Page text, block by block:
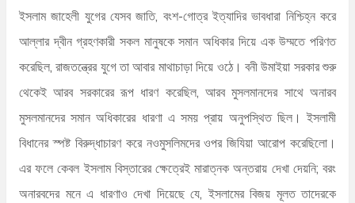
ইসলাম জাহেলী যুগের যেসব জাতি, বংশ-গোত্র ইত্যাদির ভাবধারা নিশ্চিহ্ন করে
আল্লার দ্বীন গ্রহণকারী সকল মানুষকে সমান অধিকার দিয়ে এক উম্মতে পরিণত
করেছিল, রাজতন্ত্রের যুগে তা আবার মাথাচাড়া দিয়ে ওঠে। বনী উমাইয়া সরকার শুরু
থেকেই আরব সরকারের রূপ ধারণ করেছিল, আরব মুসলমানদের সাথে অনারব
মুসলমানদের সমান অধিকারের ধারণা এ সময় প্রায় অনুপস্থিত ছিল। ইসলামী
বিধানের স্পষ্ট বিরুদ্ধাচারণ করে নওমুসলিমদের ওপর জিযিয়া আরোপ করেছিলো।
এর ফলে কেবল ইসলাম বিস্তারের ক্ষেত্রেই মারাত্নক অন্তরায় দেখা দেয়নি; বরং
অনারবদের মনে এ ধারণাও দেখা দিয়েছে যে, ইসলামের বিজয় মূলত তাদেরকে